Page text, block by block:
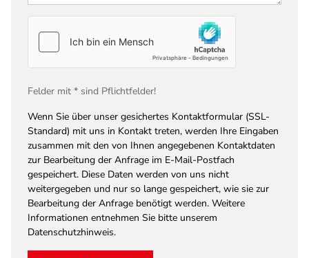
Felder mit * sind Pflichtfelder!
Wenn Sie über unser gesichertes Kontaktformular (SSL-
Standard) mit uns in Kontakt treten, werden Ihre Eingaben
zusammen mit den von Ihnen angegebenen Kontaktdaten
zur Bearbeitung der Anfrage im E-Mail-Postfach
gespeichert. Diese Daten werden von uns nicht
weitergegeben und nur so lange gespeichert, wie sie zur
Bearbeitung der Anfrage benötigt werden. Weitere
Informationen entnehmen Sie bitte unserem
Datenschutzhinweis.